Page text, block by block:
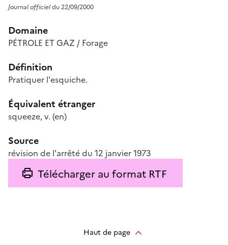
Journal officieldu 22/09/2000
Domaine
PÉTROLE ET GAZ / Forage
Définition
Pratiquer l'esquiche.
Équivalent étranger
squeeze, v. (en)
Source
révision de l'arrêté du 12 janvier 1973
Télécharger au format RTF
Haut de page